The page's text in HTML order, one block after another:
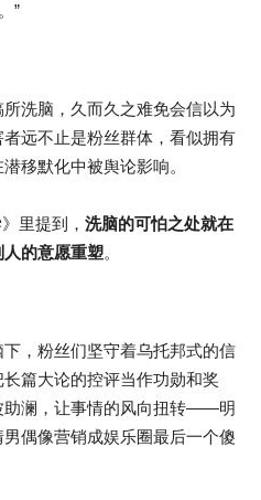
”
洗脑，久而久之难免会信以为
远不止是粉丝群体，看似拥有
移默化中被舆论影响。
里提到， 洗脑的可怕之处就在
的意愿重塑。
，粉丝们坚守着乌托邦式的信
篇大论的控评当作功勋和奖
助澜，让事情的风向扭转——明
偶像营销成娱乐圈最后一个傻